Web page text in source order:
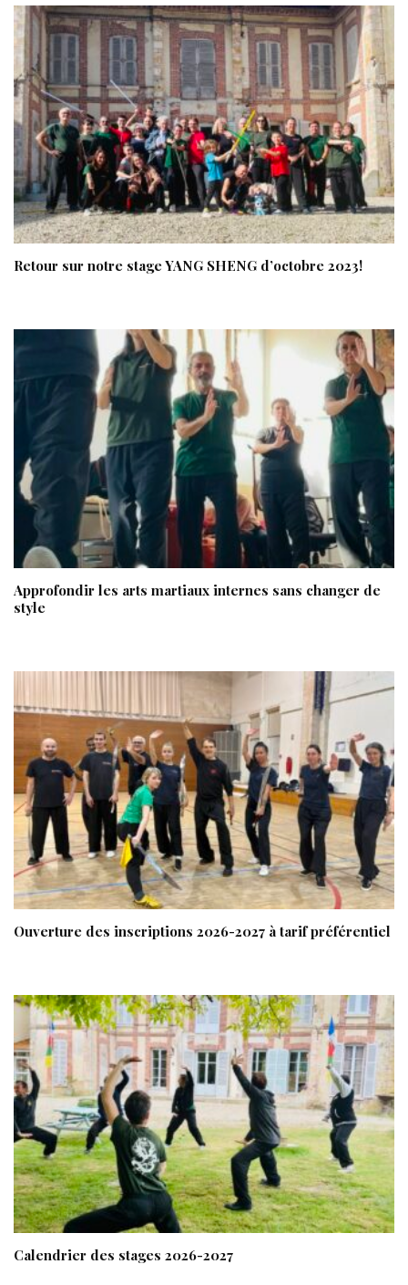
Retour sur notre stage YANG SHENG d’octobre 2023!
Approfondir les arts martiaux internes sans changer de
style
Ouverture des inscriptions 2026-2027 à tarif préférentiel
Calendrier des stages 2026-2027